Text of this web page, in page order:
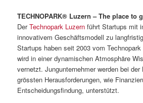
TECHNOPARK® Luzern – The place to
DerTechnopark Luzern führt Startups mit
innovativem Geschäftsmodell zu
Startups haben seit 2003 vom
wird in einer dynamischen Atmosphäre
vernetzt. Jungunternehmer werden bei der
grössten Herausforderungen, wie
Entscheidungsfindung, unterstützt.